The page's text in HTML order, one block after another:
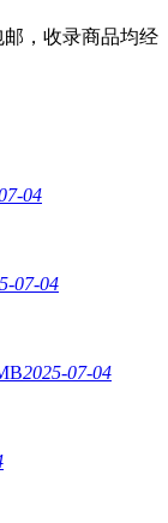
，收录商品均经
04
07-04
2025-07-04